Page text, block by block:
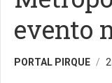
evento
PORTAL PIRQUE